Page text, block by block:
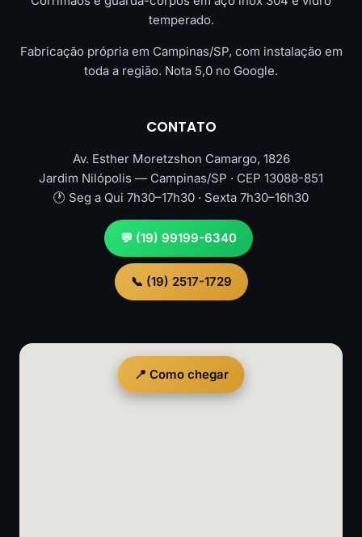
temperado.
Fabricação própria em Campinas/SP, com instalação em
toda a região. Nota 5,0 no Google.
CONTATO
Av. Esther Moretzshon Camargo, 1826
Jardim Nilópolis — Campinas/SP · CEP 13088-851
🕐 Seg a Qui 7h30–17h30 · Sexta 7h30–16h30
💬 (19) 99199-6340
📞 (19) 2517-1729
📍 Como chegar